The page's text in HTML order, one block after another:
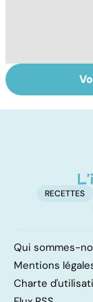
Nécrose :
les tissus
RECETTES
Qui sommes-
Mentions
Charte